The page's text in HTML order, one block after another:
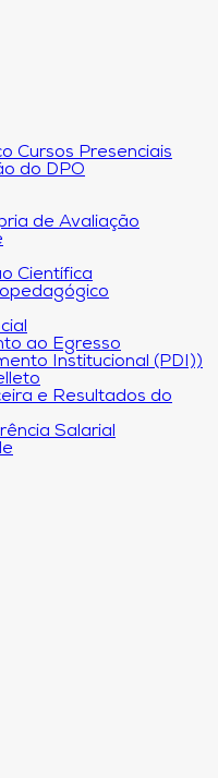
Cursos Presenciais
do DPO
de Avaliação
Científica
ao Egresso
Institucional (PDI))
e Resultados do
Salarial